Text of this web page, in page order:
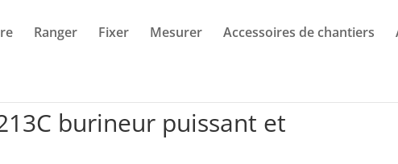
Ranger Fixer Mesurer Accessoires de chantiers
burineur puissant et